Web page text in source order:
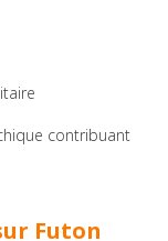
de
contribuant
Futon